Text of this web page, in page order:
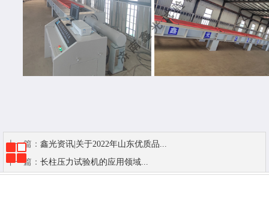
上一篇： 鑫光资讯|关于2022年山东优质品...
下一篇： 长柱压力试验机的应用领域...